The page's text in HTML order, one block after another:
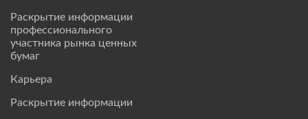
Раскрытие информации
профессионального
участника рынка ценных
бумаг
Карьера
Раскрытие информации